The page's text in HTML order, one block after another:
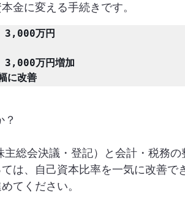
金に変える手続きです。
3,000万円
3,000万円増加
に改善
主総会決議・登記）と会計・税務
は、自己資本比率を一気に改善で
てください。